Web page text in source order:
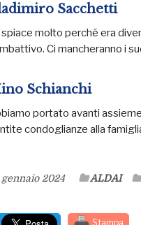
Sacchetti
spiace molto perché era
Ci mancheranno i
Schianchi
portato avanti
condoglianze alla
gennaio 2024 ALDAI
Stampa